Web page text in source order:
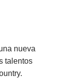
nueva
talentos